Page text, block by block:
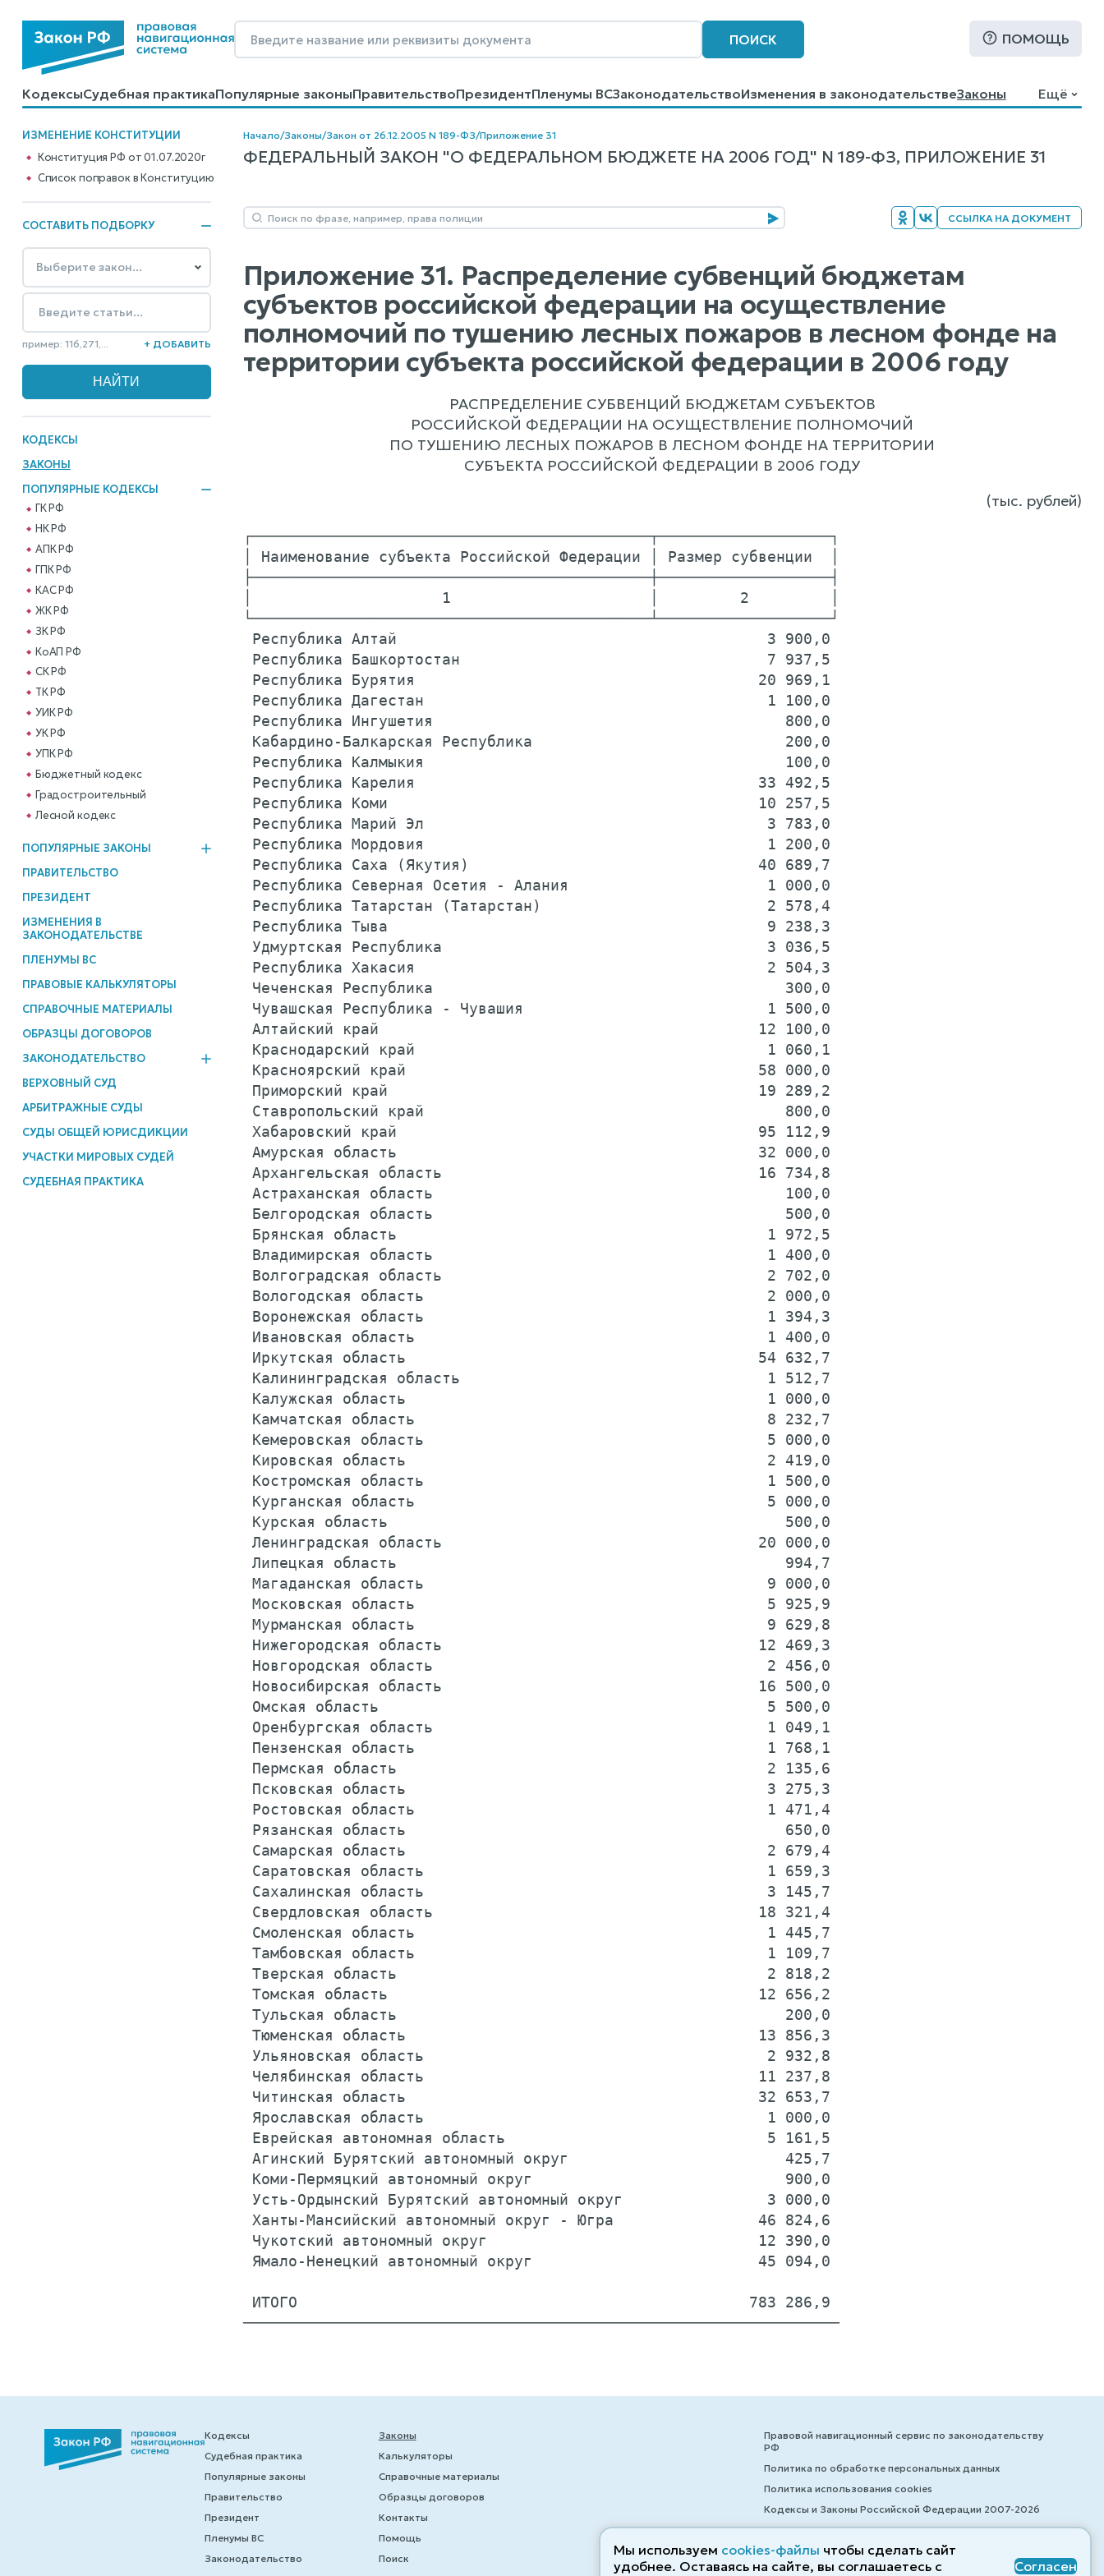
ПОИСК ПОМОЩЬ
КодексыСудебная практикаПопулярные законыПравительствоПрезидентПленумы ВСЗаконодательствоИзменения в законодательствеЗаконы
КалькуляторыСправочные материалыОбразцы договоровКонтактыПомощьПоиск
Ещё
ИЗМЕНЕНИЕ КОНСТИТУЦИИ
Конституция РФ от 01.07.2020г
Cписок поправок в Конституцию
СОСТАВИТЬ ПОДБОРКУ
пример: 116,271,... + ДОБАВИТЬ
КОДЕКСЫ
ЗАКОНЫ
ПОПУЛЯРНЫЕ КОДЕКСЫ
ГК РФ
НК РФ
АПК РФ
ГПК РФ
КАС РФ
ЖК РФ
ЗК РФ
КоАП РФ
СК РФ
ТК РФ
УИК РФ
УК РФ
УПК РФ
Бюджетный кодекс
Градостроительный
Лесной кодекс
ПОПУЛЯРНЫЕ ЗАКОНЫ
ПРАВИТЕЛЬСТВО
ПРЕЗИДЕНТ
ИЗМЕНЕНИЯ В
ЗАКОНОДАТЕЛЬСТВЕ
ПЛЕНУМЫ ВС
ПРАВОВЫЕ КАЛЬКУЛЯТОРЫ
СПРАВОЧНЫЕ МАТЕРИАЛЫ
ОБРАЗЦЫ ДОГОВОРОВ
ЗАКОНОДАТЕЛЬСТВО
ВЕРХОВНЫЙ СУД
АРБИТРАЖНЫЕ СУДЫ
СУДЫ ОБЩЕЙ ЮРИСДИКЦИИ
УЧАСТКИ МИРОВЫХ СУДЕЙ
СУДЕБНАЯ ПРАКТИКА
Начало/Законы/Закон от 26.12.2005 N 189-ФЗ/Приложение 31
ФЕДЕРАЛЬНЫЙ ЗАКОН "О ФЕДЕРАЛЬНОМ БЮДЖЕТЕ НА 2006 ГОД" N 189-ФЗ, ПРИЛОЖЕНИЕ 31
ССЫЛКА НА ДОКУМЕНТ
Приложение 31. Распределение субвенций бюджетам
субъектов российской федерации на осуществление
полномочий по тушению лесных пожаров в лесном фонде на
территории субъекта российской федерации в 2006 году
РАСПРЕДЕЛЕНИЕ СУБВЕНЦИЙ БЮДЖЕТАМ СУБЪЕКТОВ
РОССИЙСКОЙ ФЕДЕРАЦИИ НА ОСУЩЕСТВЛЕНИЕ ПОЛНОМОЧИЙ
ПО ТУШЕНИЮ ЛЕСНЫХ ПОЖАРОВ В ЛЕСНОМ ФОНДЕ НА ТЕРРИТОРИИ
СУБЪЕКТА РОССИЙСКОЙ ФЕДЕРАЦИИ В 2006 ГОДУ
(тыс. рублей)
┌────────────────────────────────────────────┬───────────────────┐
│ Наименование субъекта Российской Федерации │ Размер субвенции  │
├────────────────────────────────────────────┼───────────────────┤
│                     1                      │         2         │
└────────────────────────────────────────────┴───────────────────┘
Республика Алтай                                         3 900,0
Республика Башкортостан                                  7 937,5
Республика Бурятия                                      20 969,1
Республика Дагестан                                      1 100,0
Республика Ингушетия                                       800,0
Кабардино-Балкарская Республика                            200,0
Республика Калмыкия                                        100,0
Республика Карелия                                      33 492,5
Республика Коми                                         10 257,5
Республика Марий Эл                                      3 783,0
Республика Мордовия                                      1 200,0
Республика Саха (Якутия)                                40 689,7
Республика Северная Осетия - Алания                      1 000,0
Республика Татарстан (Татарстан)                         2 578,4
Республика Тыва                                          9 238,3
Удмуртская Республика                                    3 036,5
Республика Хакасия                                       2 504,3
Чеченская Республика                                       300,0
Чувашская Республика - Чувашия                           1 500,0
Алтайский край                                          12 100,0
Краснодарский край                                       1 060,1
Красноярский край                                       58 000,0
Приморский край                                         19 289,2
Ставропольский край                                        800,0
Хабаровский край                                        95 112,9
Амурская область                                        32 000,0
Архангельская область                                   16 734,8
Астраханская область                                       100,0
Белгородская область                                       500,0
Брянская область                                         1 972,5
Владимирская область                                     1 400,0
Волгоградская область                                    2 702,0
Вологодская область                                      2 000,0
Воронежская область                                      1 394,3
Ивановская область                                       1 400,0
Иркутская область                                       54 632,7
Калининградская область                                  1 512,7
Калужская область                                        1 000,0
Камчатская область                                       8 232,7
Кемеровская область                                      5 000,0
Кировская область                                        2 419,0
Костромская область                                      1 500,0
Курганская область                                       5 000,0
Курская область                                            500,0
Ленинградская область                                   20 000,0
Липецкая область                                           994,7
Магаданская область                                      9 000,0
Московская область                                       5 925,9
Мурманская область                                       9 629,8
Нижегородская область                                   12 469,3
Новгородская область                                     2 456,0
Новосибирская область                                   16 500,0
Омская область                                           5 500,0
Оренбургская область                                     1 049,1
Пензенская область                                       1 768,1
Пермская область                                         2 135,6
Псковская область                                        3 275,3
Ростовская область                                       1 471,4
Рязанская область                                          650,0
Самарская область                                        2 679,4
Саратовская область                                      1 659,3
Сахалинская область                                      3 145,7
Свердловская область                                    18 321,4
Смоленская область                                       1 445,7
Тамбовская область                                       1 109,7
Тверская область                                         2 818,2
Томская область                                         12 656,2
Тульская область                                           200,0
Тюменская область                                       13 856,3
Ульяновская область                                      2 932,8
Челябинская область                                     11 237,8
Читинская область                                       32 653,7
Ярославская область                                      1 000,0
Еврейская автономная область                             5 161,5
Агинский Бурятский автономный округ                        425,7
Коми-Пермяцкий автономный округ                            900,0
Усть-Ордынский Бурятский автономный округ                3 000,0
Ханты-Мансийский автономный округ - Югра                46 824,6
Чукотский автономный округ                              12 390,0
Ямало-Ненецкий автономный округ                         45 094,0
ИТОГО                                                  783 286,9
──────────────────────────────────────────────────────────────────
Кодексы
Судебная практика
Популярные законы
Правительство
Президент
Пленумы ВС
Законодательство
Законы
Калькуляторы
Справочные материалы
Образцы договоров
Контакты
Помощь
Поиск
Правовой навигационный сервис по законодательству
РФ
Политика по обработке персональных данных
Политика использования cookies
Кодексы и Законы Российской Федерации 2007-2026
© ZAKONRF.INFO
Мы используем cookies-файлы чтобы сделать сайт
удобнее. Оставаясь на сайте, вы соглашаетесь с
Согласен